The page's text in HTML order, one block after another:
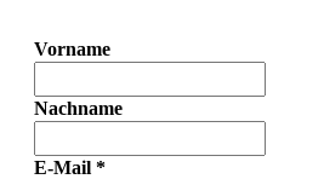
Vorname
Nachname
E-Mail *